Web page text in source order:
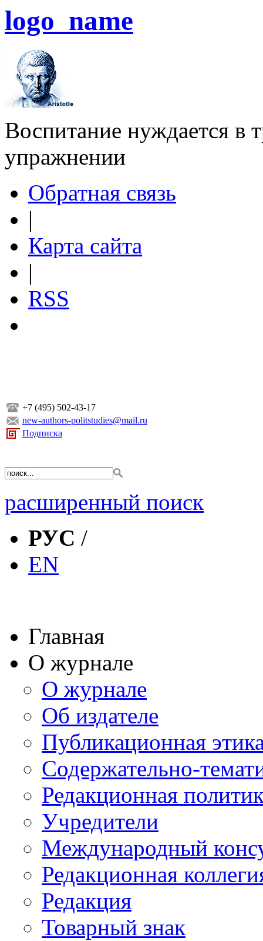
logo_name
Воспитание нуждается в
упражнении
Обратная связь
|
Карта сайта
|
RSS
+7 (495) 502-43-17
new-authors-politstudies@mail.ru
Подписка
расширенный поиск
РУС /
EN
Главная
О журнале
О журнале
Об издателе
Публикационная
Содержательно-
Редакционная
Учредители
Международный
Редакционная
Редакция
Товарный знак